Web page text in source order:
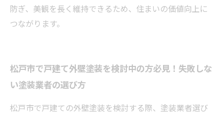
防ぎ、美観を長く維持できるため、住まいの価値向上に
つながります。
松戸市で戸建て外壁塗装を検討中の方必見！失敗しな
い塗装業者の選び方
松戸市で戸建ての外壁塗装を検討する際、塗装業者選び